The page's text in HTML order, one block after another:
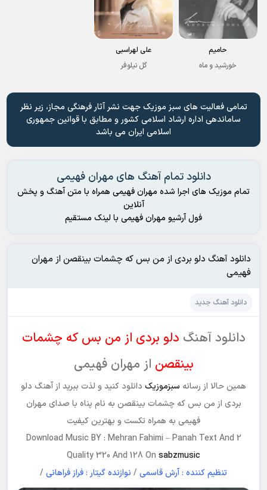
حامیم
خورشید و ماه
علی لهراسبی
گل نیلوفر
تمامی فعالیت های سبز موزیک جهت نشر آثار فرهنگی مجاز، زیر نظر
ساماندهی اداره ارشاد اسلامی کشور و مطابق با قوانین جمهوری
اسلامی ایران می باشد
دانلود تمام آهنگ های مهران فهیمی
تمام موزیک های اجرا شده مهران فهیمی همراه با متن آهنگ و پخش
آنلاین
فول آرشیو مهران فهیمی با لینک مستقیم
دانلود آهنگ دلو بردی از من بس که چشمات بینقصن از مهران
فهیمی
دانلود آهنگ جدید
دانلود آهنگ دلو بردی از من بس که چشمات
بینقصن از مهران فهیمی
همین حالا از رسانه‌‌ سبزموزیک دانلود کنید و لذت ببرید از آهنگ دلو
بردی از من بس که چشمات بینقصن به نام پناه با صدای مهران
فهیمی به‌‌ همراه‌‌ تکست و بهترین کیفیت
Download Music BY : Mehran Fahimi – Panah Text And 2
Quality 320 And 128 On sabzmusic
تنظیم کننده : آرش قاسمی / نوازنده گیتار : فراز فراهانی /